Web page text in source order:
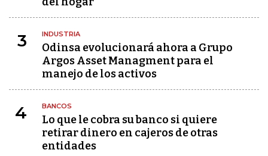
3 INDUSTRIA
Odinsa evolucionará ahora a Grupo
Argos Asset Managment para el
manejo de los activos
4 BANCOS
Lo que le cobra su banco si quiere
retirar dinero en cajeros de otras
entidades